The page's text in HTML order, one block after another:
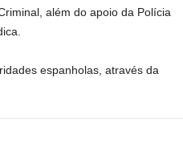
além do apoio da Polícia
espanholas, através da